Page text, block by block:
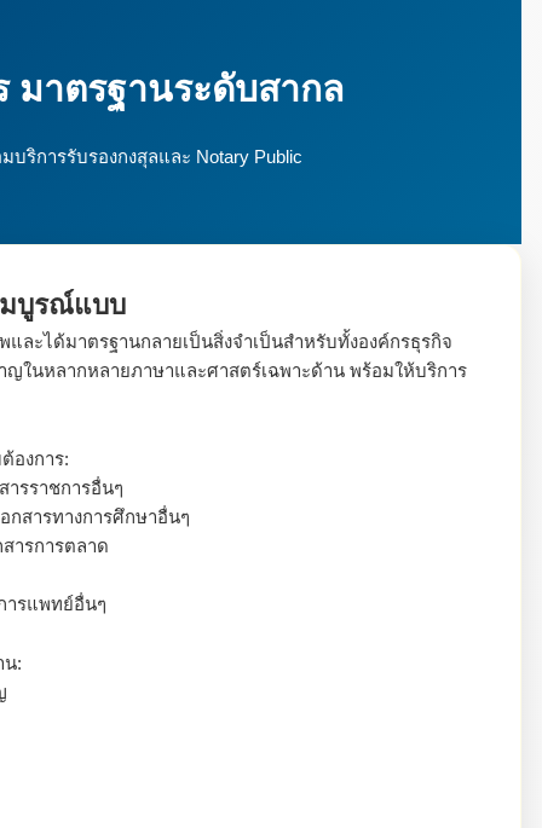
มาตรฐานระดับสากล
ริการรับรองกงสุลและ Notary Public
บูรณ์แบบ
ละได้มาตรฐานกลายเป็นสิ่งจำเป็นสำหรับทั้งองค์กรธุรกิจ
ในหลากหลายภาษาและศาสตร์เฉพาะด้าน พร้อมให้บริการ
องการ:
ารราชการอื่นๆ
กสารทางการศึกษาอื่นๆ
ารการตลาด
ารแพทย์อื่นๆ
น: